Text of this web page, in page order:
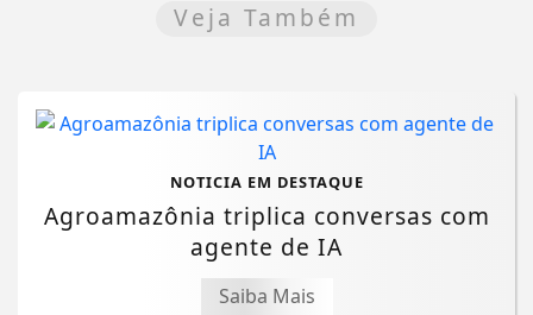
Veja Também
NOTICIA EM DESTAQUE
Agroamazônia triplica conversas com
agente de IA
Saiba Mais